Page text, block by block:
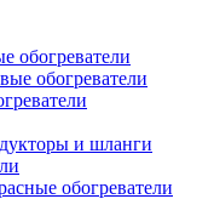
обогреватели
обогреватели
и шланги
обогреватели